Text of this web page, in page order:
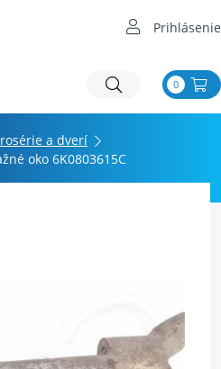
Prihlásenie
0
a dverí
oko 6K0803615C